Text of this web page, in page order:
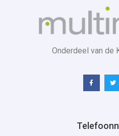
Onderdeel van de